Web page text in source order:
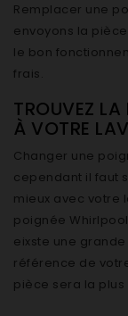
Remplacer une
envoyons la
le bon
frais.
TROUVEZ
À VOTRE
Changer une
cependant il faut
mieux avec votre
poignée
eixste une
référence de
pièce sera la